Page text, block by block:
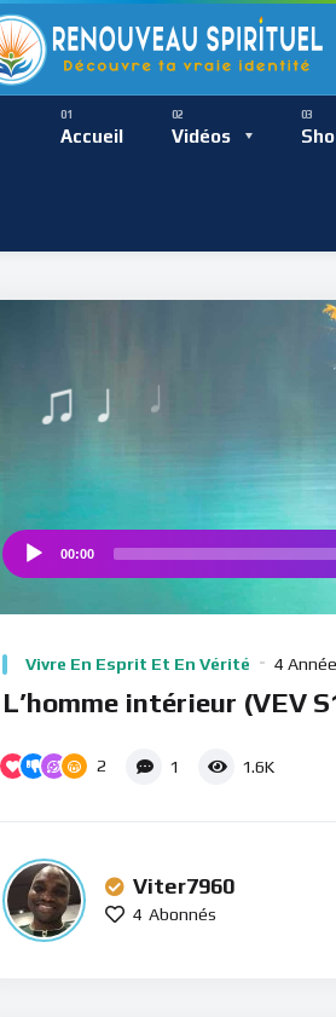
Accueil Vidéos
Présence
Présence
♫ ♩
♩
Player
00:00
Vivre En Esprit Et En Vérité 4
L’homme intérieur (VEV
2 1 1.6K
Viter7960
4 Abonnés